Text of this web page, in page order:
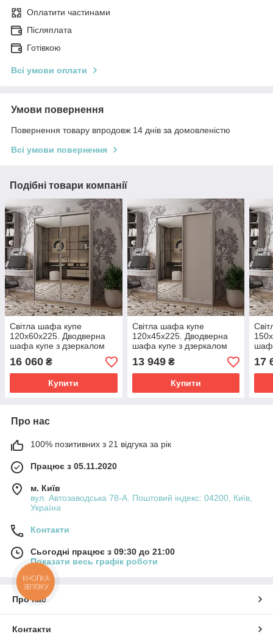
Оплатити частинами
Післяплата
Готівкою
Всі умови оплати
Умови повернення
Повернення товару впродовж 14 днів за домовленістю
Всі умови повернення
Подібні товари компанії
Світла шафа купе
120х60х225. Дводверна
шафа купе з дзеркалом
дзеркала. Шафа у
вітальню
16 060 ₴
Купити
Світла шафа купе
120х45х225. Дводверна
шафа купе з дзеркалом
Сіті Лайт Кашемір 1 ДСП /
1 дзеркало. Шафа у
вітальню
13 949₴
Купити
1
17
Про нас
100% позитивних з 21 відгука за рік
Працює з 05.11.2020
м. Київ
вул. Автозаводська 78-А. Поштовий індекс: 04200, Київ,
Україна
Контакти
Сьогодні працює з 09:30 до 21:00
Показати весь графік роботи
Про нас
Контакти
КНОПКА
ЗВ'ЯЗКУ